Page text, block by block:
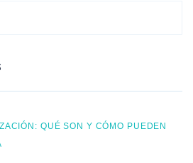
QUÉ SON Y CÓMO PUEDEN